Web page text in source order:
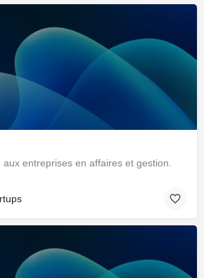
entreprises en affaires et gestion.